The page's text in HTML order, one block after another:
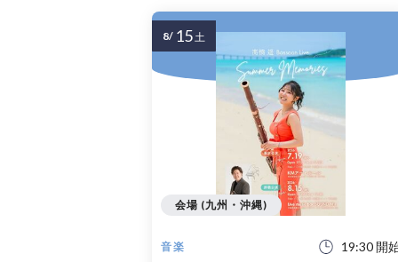
音楽 19:30 開
会場 (九州・沖縄)
8/ 15土